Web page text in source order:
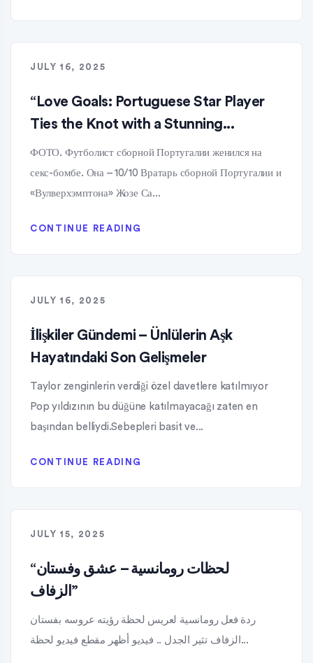
JULY 16, 2025
“Love Goals: Portuguese Star Player
Ties the Knot with a Stunning...
ФОТО. Футболист сборной Португалии женился на
секс-бомбе. Она – 10/10 Вратарь сборной Португалии и
«Вулверхэмптона» Жозе Са...
CONTINUE READING
JULY 16, 2025
İlişkiler Gündemi – Ünlülerin Aşk
Hayatındaki Son Gelişmeler
Taylor zenginlerin verdiği özel davetlere katılmıyor
Pop yıldızının bu düğüne katılmayacağı zaten en
başından belliydi.Sebepleri basit ve...
CONTINUE READING
JULY 15, 2025
“لحظات رومانسية – عشق وفستان
الزفاف”
ردة فعل رومانسية لعريس لحظة رؤيته عروسه بفستان
الزفاف تثير الجدل .. فيديو أظهر مقطع فيديو لحظة...